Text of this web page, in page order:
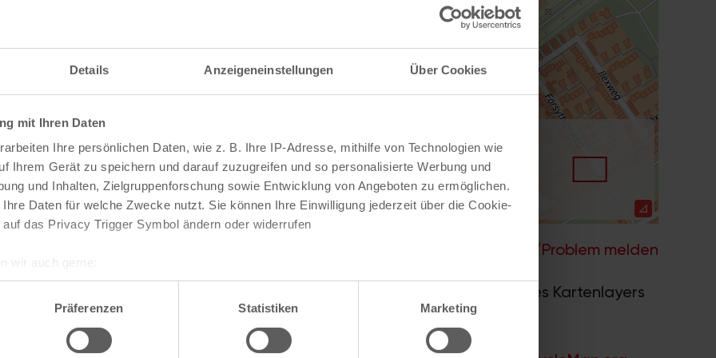
Details Anzeigeneinstellungen Über Cookies
mit Ihren Daten
Ihre persönlichen Daten, wie z. B. Ihre IP-Adresse, mithilfe von Technologien wie
Ihrem Gerät zu speichern und darauf zuzugreifen und so personalisierte Werbung und
und Inhalten, Zielgruppenforschung sowie Entwicklung von Angeboten zu ermöglichen.
Daten für welche Zwecke nutzt. Sie können Ihre Einwilligung jederzeit über die Cookie-
das Privacy Trigger Symbol ändern oder widerrufen
geografische Lage erfassen, welche bis auf einige Meter genau sein können
Scannen nach bestimmten Merkmalen (Fingerprinting) identifizieren
Ihre persönlichen Daten verarbeitet werden, und legen Sie Ihre Präferenzen imAbschnitt
Präferenzen Statistiken Marketing
Fehler/Problem melden
Darstellung des RVR-Kartenwerks
. Bei Auswahl des Kartenlayers
mit vielen weiteren Details wie z.B. Hausnummern.